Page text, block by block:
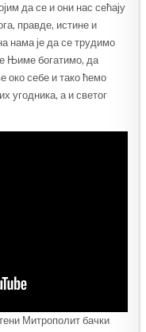
да се и они нас сећају
правде, истине и
нама је да се трудимо
Њиме богатимо, да
себе и тако ћемо
угодника, а и светог
Митрополит бачки